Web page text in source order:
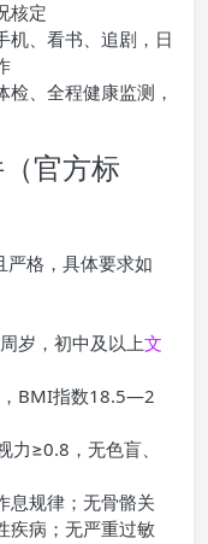
核定
机、看书、追剧，日
检、全程健康监测，
官方标
严格，具体要求如
岁，初中及以上文
BMI指数18.5—2
≥0.8，无色盲、
息规律；无骨骼关
疾病；无严重过敏